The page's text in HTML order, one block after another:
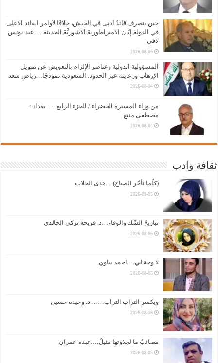
حين يتصرف قائدٌ أدنى في الجيش، خلافًا لأوامر القائد الأعلى
في الدولة إبّان الامبراطوريةَ الآشوريَّةَ الحديثة … عبد يونس
لافي
2026-08-05
المسؤولية الدولية وعناصر الإلزام بالتعويض عن تمويل
الإرهاب ورعايته عبر الحدود: السعودية نموذجًا…رياض سعد
2026-08-04
من وراء المسيرة الخضراء / الجزء الرابع …. بغداد :
مصطفى منيغ
2026-08-04
ثقافة وادب
(كلّما تأخّر الصباح).. ..هدى الجلاب
2026-08-05
تباريحُ الشَّك والوفاء…د. فريحة تركي الخالدي
2026-08-05
لا وجهَ لي….احمد نناوي
2026-08-05
ويكسر التراب التراب…… د. وحيدة حسين
2026-08-05
مصائبُ ما لجذوتها مثيلُ….عبده عمران
2026-08-05